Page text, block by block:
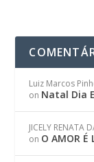
Luiz Marcos
on Natal Dia
JICELY RENATA
on O AMOR É